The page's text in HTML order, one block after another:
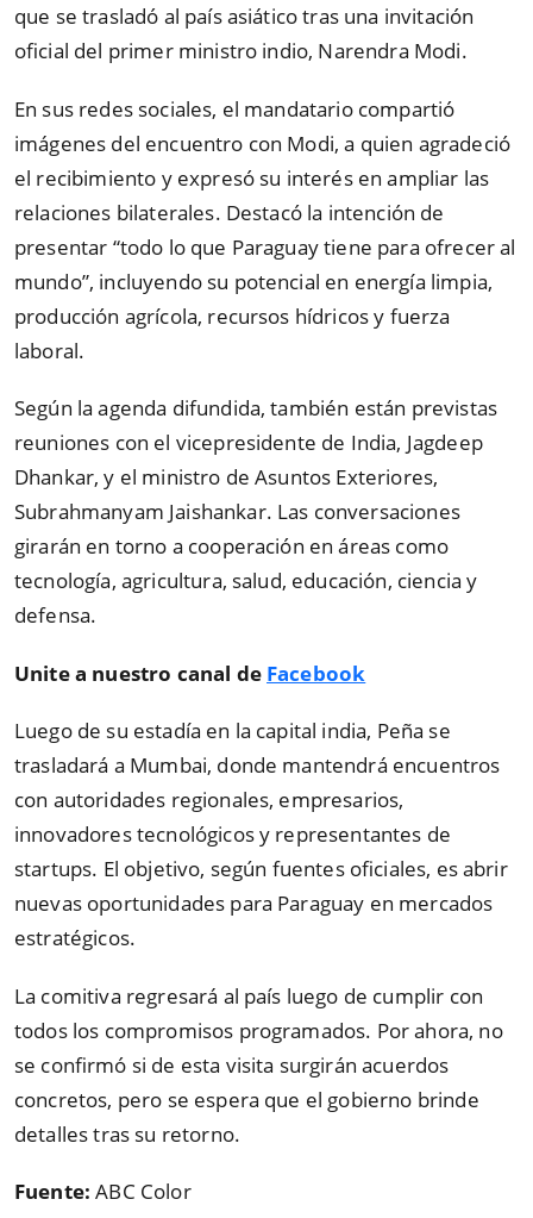
que se trasladó al país asiático tras una invitación
oficial del primer ministro indio, Narendra Modi.
En sus redes sociales, el mandatario compartió
imágenes del encuentro con Modi, a quien agradeció
el recibimiento y expresó su interés en ampliar las
relaciones bilaterales. Destacó la intención de
presentar “todo lo que Paraguay tiene para ofrecer al
mundo”, incluyendo su potencial en energía limpia,
producción agrícola, recursos hídricos y fuerza
laboral.
Según la agenda difundida, también están previstas
reuniones con el vicepresidente de India, Jagdeep
Dhankar, y el ministro de Asuntos Exteriores,
Subrahmanyam Jaishankar. Las conversaciones
girarán en torno a cooperación en áreas como
tecnología, agricultura, salud, educación, ciencia y
defensa.
Unite a nuestro canal de Facebook
Luego de su estadía en la capital india, Peña se
trasladará a Mumbai, donde mantendrá encuentros
con autoridades regionales, empresarios,
innovadores tecnológicos y representantes de
startups. El objetivo, según fuentes oficiales, es abrir
nuevas oportunidades para Paraguay en mercados
estratégicos.
La comitiva regresará al país luego de cumplir con
todos los compromisos programados. Por ahora, no
se confirmó si de esta visita surgirán acuerdos
concretos, pero se espera que el gobierno brinde
detalles tras su retorno.
Fuente: ABC Color